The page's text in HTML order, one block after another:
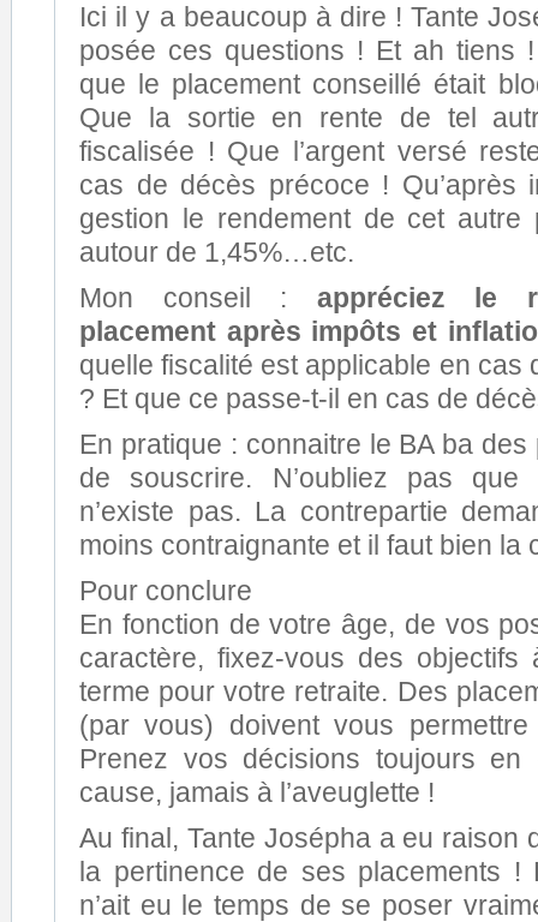
Ici il y a beaucoup à dire ! Tante
posée ces questions ! Et ah tiens
que le placement conseillé était
Que la sortie en rente de tel
fiscalisée ! Que l’argent versé
cas de décès précoce ! Qu’après
gestion le rendement de cet autre
autour de 1,45%…etc.
Mon conseil : appréciez le
placement après impôts et
quelle fiscalité est applicable en cas
? Et que ce passe-t-il en cas de
En pratique : connaitre le BA ba
de souscrire. N’oubliez pas
n’existe pas. La contrepartie
moins contraignante et il faut bien la
Pour conclure
En fonction de votre âge, de vos
caractère, fixez-vous des
terme pour votre retraite. Des
(par vous) doivent vous
Prenez vos décisions toujours en
cause, jamais à l’aveuglette !
Au final, Tante Josépha a eu raison
la pertinence de ses placements !
n’ait eu le temps de se poser